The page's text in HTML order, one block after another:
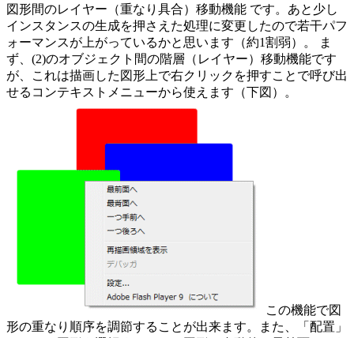
図形間のレイヤー（重なり具合）移動機能 です。あと少し
インスタンスの生成を押さえた処理に変更したので若干パフ
ォーマンスが上がっているかと思います（約1割弱）。 ま
ず、(2)のオブジェクト間の階層（レイヤー）移動機能です
が、これは描画した図形上で右クリックを押すことで呼び出
せるコンテキストメニューから使えます（下図）。
この機能で図
形の重なり順序を調節することが出来ます。また、「配置」